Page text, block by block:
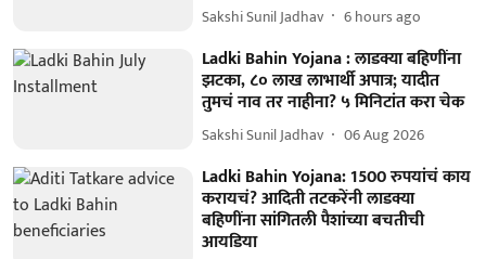
Sakshi Sunil Jadhav 6 hours ago
Ladki Bahin Yojana : लाडक्या बहिणींना
झटका, ८० लाख लाभार्थी अपात्र; यादीत
तुमचं नाव तर नाहीना? ५ मिनिटांत करा चेक
Sakshi Sunil Jadhav 06 Aug 2026
Ladki Bahin Yojana: 1500 रुपयांचं काय
करायचं? आदिती तटकरेंनी लाडक्या
बहिणींना सांगितली पैशांच्या बचतीची
आयडिया